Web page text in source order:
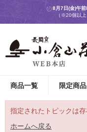
8月7日(金)午
（※20個以
商品一覧 限定商品
指定されたトピックは存
ホームへ戻る